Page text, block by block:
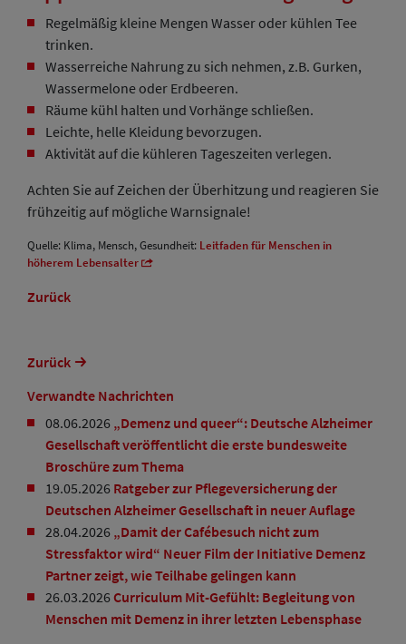
Regelmäßig kleine Mengen Wasser oder kühlen Tee
trinken.
Wasserreiche Nahrung zu sich nehmen, z.B. Gurken,
Wassermelone oder Erdbeeren.
Räume kühl halten und Vorhänge schließen.
Leichte, helle Kleidung bevorzugen.
Aktivität auf die kühleren Tageszeiten verlegen.
Achten Sie auf Zeichen der Überhitzung und reagieren Sie
frühzeitig auf mögliche Warnsignale!
Quelle: Klima, Mensch, Gesundheit: Leitfaden für Menschen in
höherem Lebensalter
Zurück
Zurück
Verwandte Nachrichten
08.06.2026 „Demenz und queer“: Deutsche Alzheimer
Gesellschaft veröffentlicht die erste bundesweite
Broschüre zum Thema
19.05.2026 Ratgeber zur Pflegeversicherung der
Deutschen Alzheimer Gesellschaft in neuer Auflage
28.04.2026 „Damit der Cafébesuch nicht zum
Stressfaktor wird“ Neuer Film der Initiative Demenz
Partner zeigt, wie Teilhabe gelingen kann
26.03.2026 Curriculum Mit-Gefühlt: Begleitung von
Menschen mit Demenz in ihrer letzten Lebensphase